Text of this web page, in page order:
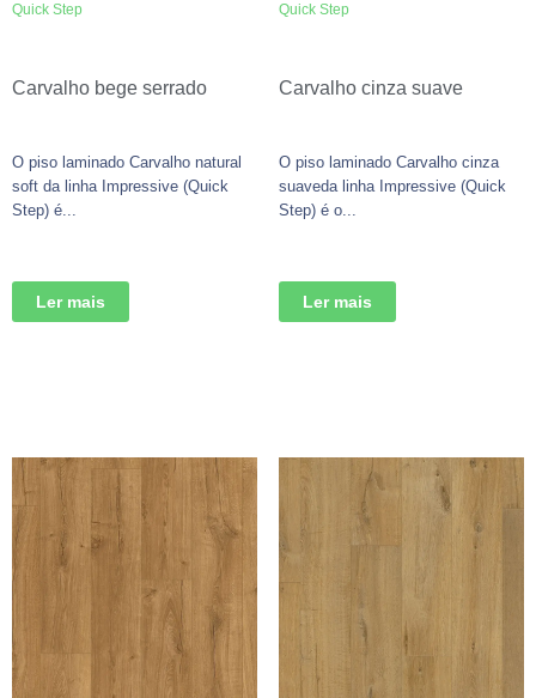
Quick Step
Carvalho bege serrado
O piso laminado Carvalho natural
soft da linha Impressive (Quick
Step) é...
Ler mais
Quick Step
Carvalho cinza suave
O piso laminado Carvalho cinza
suaveda linha Impressive (Quick
Step) é o...
Ler mais